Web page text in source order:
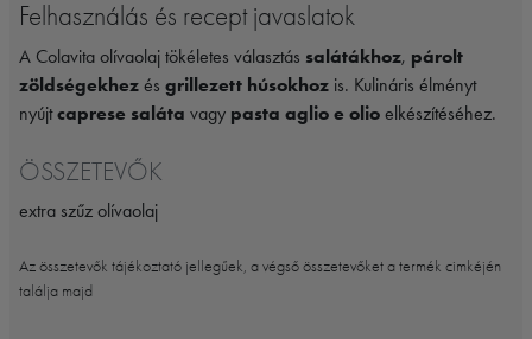
Felhasználás és recept javaslatok
A Colavita olívaolaj tökéletes választás salátákhoz, párolt
zöldségekhez és grillezett húsokhoz is. Kulináris élményt
nyújtcaprese saláta vagy pasta aglio e olio elkészítéséhez.
ÖSSZETEVŐK
extra szűz olívaolaj
Az összetevők tájékoztató jellegűek, a végső összetevőket a termék cimkéjén
találja majd